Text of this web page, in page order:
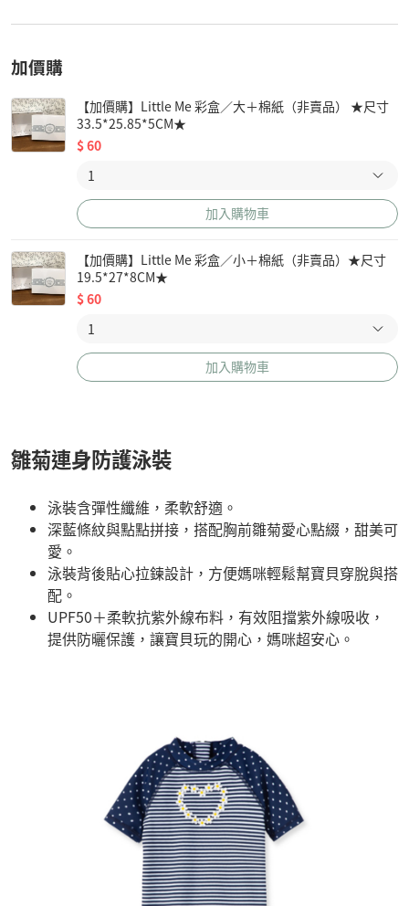
加價購
【加價購】Little Me 彩盒／大＋棉紙（非賣品） ★尺寸
33.5*25.85*5CM★
$60
加入購物車
【加價購】Little Me 彩盒／小＋棉紙（非賣品）★尺寸
19.5*27*8CM★
$60
加入購物車
雛菊連身防護泳裝
泳裝含彈性纖維，柔軟舒適。
深藍條紋與點點拼接，搭配胸前雛菊愛心點綴，甜美可
愛。
泳裝背後貼心拉鍊設計，方便媽咪輕鬆幫寶貝穿脫與搭
配。
UPF50＋柔軟抗紫外線布料，有效阻擋紫外線吸收，
提供防曬保護，讓寶貝玩的開心，媽咪超安心。